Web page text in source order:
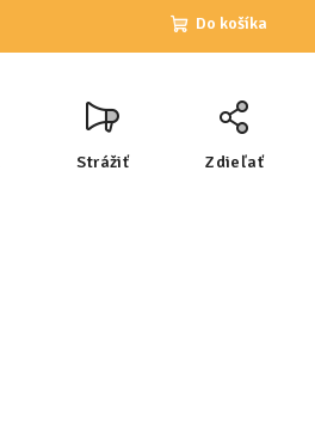
Do košíka
Strážiť Zdieľať